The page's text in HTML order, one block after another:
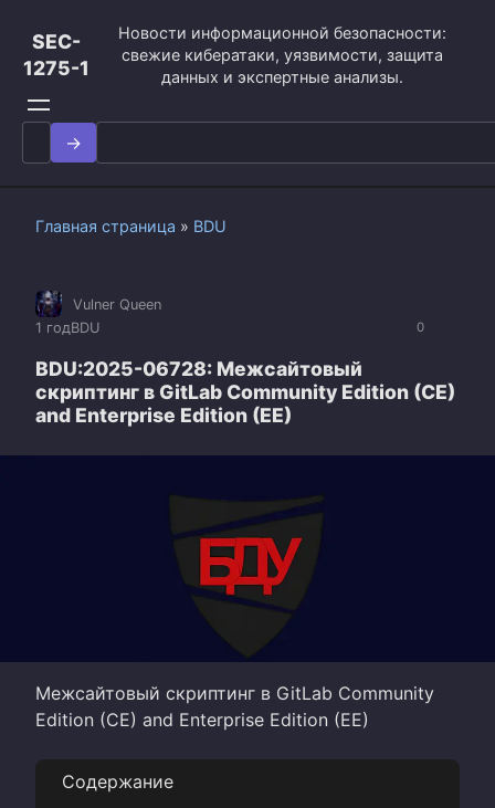
контенту
SEC-
1275-1
Новости информационной безопасности:
свежие кибератаки, уязвимости, защита
данных и экспертные анализы.
Search
for:
Главная страница » BDU
0
Vulner Queen
1 годBDU
BDU:2025-06728: Межсайтовый
скриптинг в GitLab Community Edition (CE)
and Enterprise Edition (EE)
Межсайтовый скриптинг в GitLab Community
Edition (CE) and Enterprise Edition (EE)
Содержание